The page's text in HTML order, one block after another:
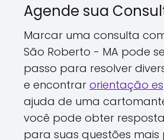
Agende sua
Marcar uma consulta
São Roberto - MA pode
passo para resolver
e encontrar orientação
ajuda de uma
você pode obter
para suas questões mais